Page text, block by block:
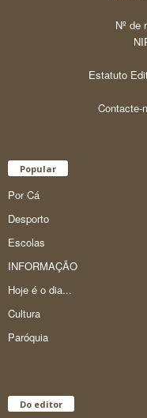
Nº de
Estatuto
Contacte-
Popular
Por Cá
Desporto
Escolas
INFORMAÇÃO
Hoje é o dia...
Cultura
Paróquia
Do editor